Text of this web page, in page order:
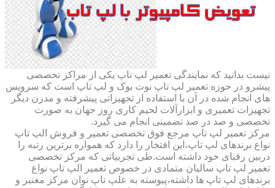
نیست بدانید که نمایندگی تعمیر لپ تاپ یکی از مراکز تخصصی
پیشرو در حوزه تعمیر لپ تاپ نوت بوک و لپ تاپ است که سرویس
های انجام شده در آن با استفاده از تجهیزاتی پیشرفته و مدرن دیگر
تجهیزات تعمیری و ابزارآلات لحیم کاری روز جهان به صورت
تخصصی و صد در صد تضمینی انجام می گیرد.
مرکز تعمیر لپ تاپ مرجع فوق تخصصی تعمیر و فروش الپ تاپ
نواع برندهای لپ تاپ،این افتخار را دارد که همواره برترین رتبه را
دربین رقبای خود داشته است.طی تجربیاتی که مرکز تخصصی
تعمیر لپ تاپ سالیان متمادی در خصوص تعمیر الپ تاپ نواع
برندهای لپ تاپ ها داشته،پیوسته به علپ تاپ نوان مرکز معتبر و